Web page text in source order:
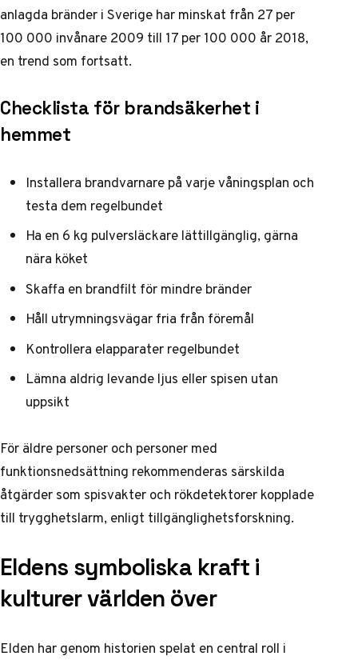
anlagda bränder i Sverige har minskat från 27 per
100 000 invånare 2009 till 17 per 100 000 år 2018,
en trend som fortsatt.
Checklista för brandsäkerhet i
hemmet
Installera brandvarnare på varje våningsplan och
testa dem regelbundet
Ha en 6 kg pulversläckare lättillgänglig, gärna
nära köket
Skaffa en brandfilt för mindre bränder
Håll utrymningsvägar fria från föremål
Kontrollera elapparater regelbundet
Lämna aldrig levande ljus eller spisen utan
uppsikt
För äldre personer och personer med
funktionsnedsättning rekommenderas särskilda
åtgärder som spisvakter och rökdetektorer kopplade
till trygghetslarm, enligt tillgänglighetsforskning.
Eldens symboliska kraft i
kulturer världen över
Elden har genom historien spelat en central roll i